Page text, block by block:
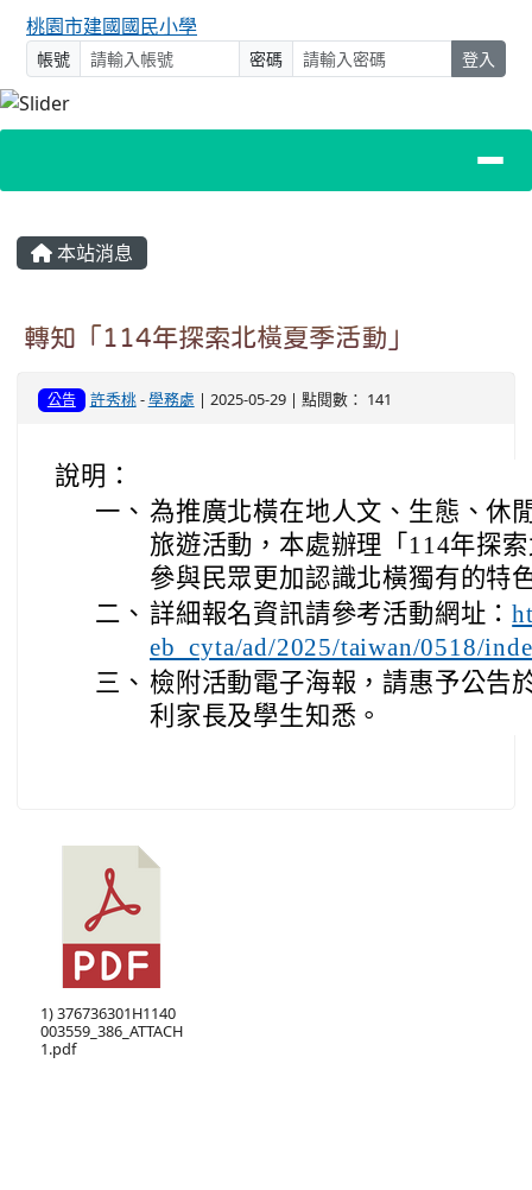
桃園市建國國民小學
帳號 密碼 登入
主內容區域
本站消息
轉知「114年探索北橫夏季活動」
公告 許秀桃-學務處 | 2025-05-29 | 點閱數： 141
說明：
一、 為推廣北橫在地人文、生態、休
旅遊活動，本處辦理「114年探
參與民眾更加認識北橫獨有的特
二、 詳細報名資訊請參考活動網址：
eb_cyta/ad/2025/taiwan/0518/
三、 檢附活動電子海報，請惠予公告
利家長及學生知悉。
1) 376736301H1140
003559_386_ATTACH
1.pdf